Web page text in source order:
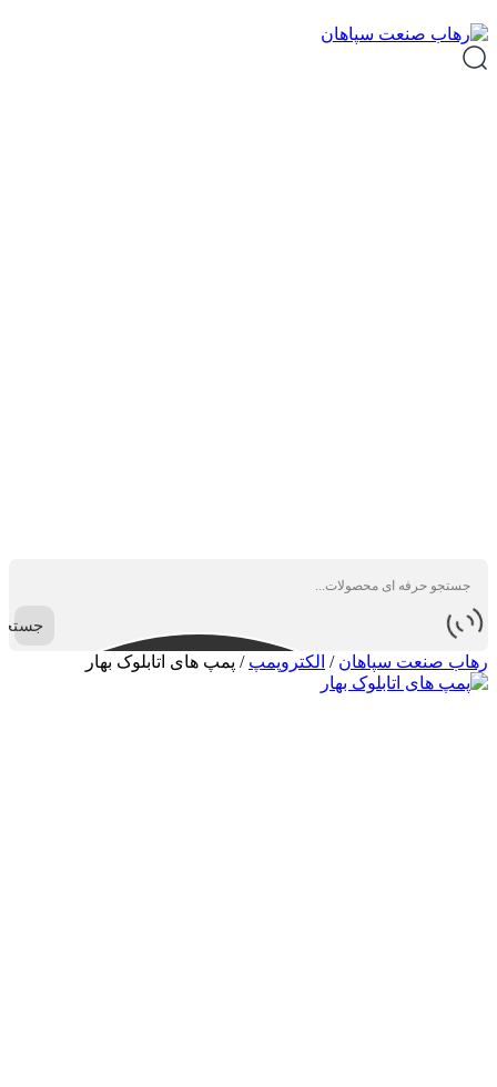
رهاب صنعت سپاهان / الکتروپمپ / پمپ های اتابلوک بهار